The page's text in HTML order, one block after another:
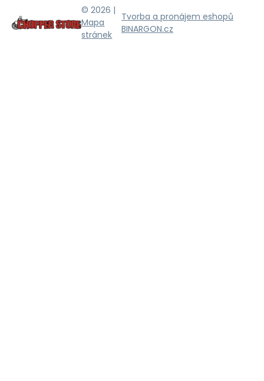
© 2026 |
Mapa
stránek
Tvorba a pronájem eshopů
BINARGON.cz